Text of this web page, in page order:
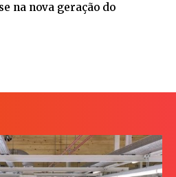
na nova geração do